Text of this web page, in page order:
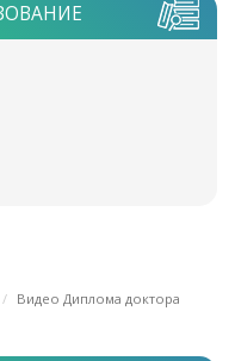
Видео Диплома доктора